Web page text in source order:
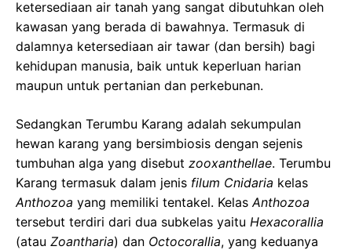
ketersediaan air tanah yang sangat dibutuhkan oleh
kawasan yang berada di bawahnya. Termasuk di
dalamnya ketersediaan air tawar (dan bersih) bagi
kehidupan manusia, baik untuk keperluan harian
maupun untuk pertanian dan perkebunan.
Sedangkan Terumbu Karang adalah sekumpulan
hewan karang yang bersimbiosis dengan sejenis
tumbuhan alga yang disebut zooxanthellae. Terumbu
Karang termasuk dalam jenis filum Cnidaria kelas
Anthozoa yang memiliki tentakel. Kelas Anthozoa
tersebut terdiri dari dua subkelas yaitu Hexacorallia
(atau Zoantharia) dan Octocorallia, yang keduanya